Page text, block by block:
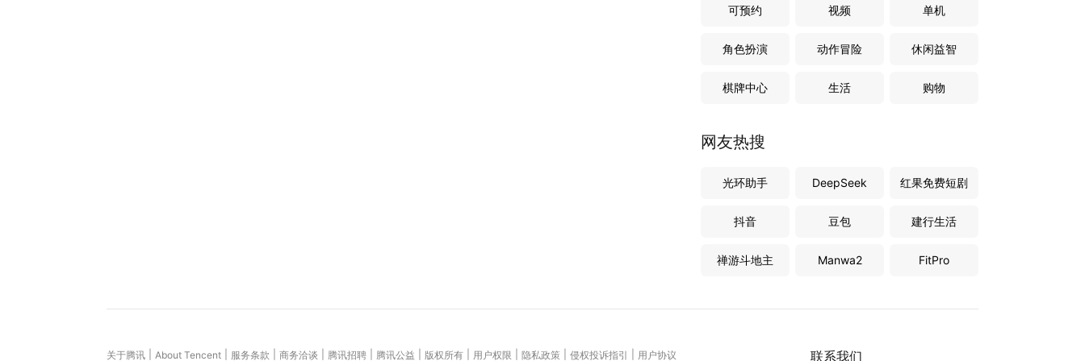
可预约 视频 单机
角色扮演 动作冒险 休闲益智
棋牌中心 生活 购物
网友热搜
光环助手 DeepSeek 红果免费短剧
抖音 豆包 建行生活
禅游斗地主 Manwa2 FitPro
联系我们
关于腾讯 About Tencent 服务条款 商务洽谈 腾讯招聘 腾讯公益 版权所有 用户权限 隐私政策 侵权投诉指引 用户协议